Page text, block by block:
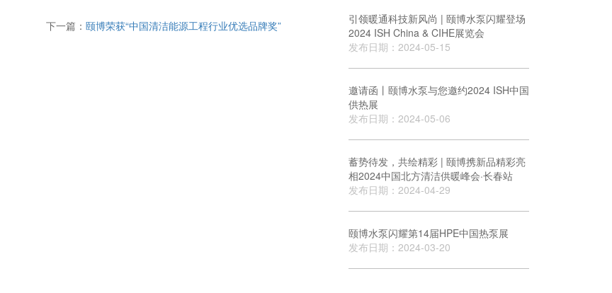
下一篇： 颐博荣获“中国清洁能源工程行业优选品牌奖”
引领暖通科技新风尚 | 颐博水泵闪耀登场
2024 ISH China & CIHE展览会
发布日期：2024-05-15
邀请函丨颐博水泵与您邀约2024 ISH中国
供热展
发布日期：2024-05-06
蓄势待发，共绘精彩 | 颐博携新品精彩亮
相2024中国北方清洁供暖峰会·长春站
发布日期：2024-04-29
颐博水泵闪耀第14届HPE中国热泵展
发布日期：2024-03-20